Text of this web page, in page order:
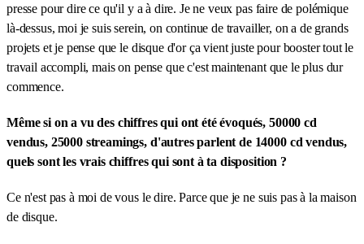
presse pour dire ce qu'il y a à dire. Je ne veux pas faire de polémique
là-dessus, moi je suis serein, on continue de travailler, on a de grands
projets et je pense que le disque d'or ça vient juste pour booster tout le
travail accompli, mais on pense que c'est maintenant que le plus dur
commence.
Même si on a vu des chiffres qui ont été évoqués, 50000 cd
vendus, 25000 streamings, d'autres parlent de 14000 cd vendus,
quels sont les vrais chiffres qui sont à ta disposition ?
Ce n'est pas à moi de vous le dire. Parce que je ne suis pas à la maison
de disque.